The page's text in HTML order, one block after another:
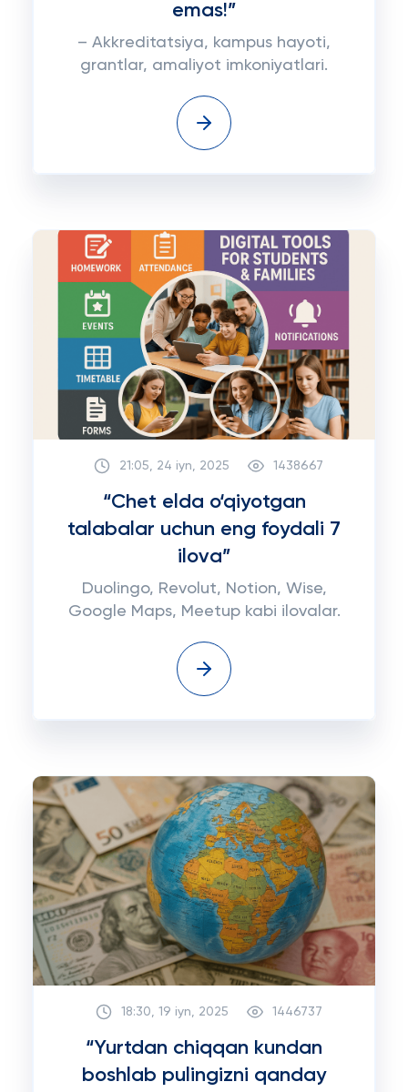
emas!”
– Akkreditatsiya, kampus hayoti,
grantlar, amaliyot imkoniyatlari.
21:05, 24 iyn, 2025 1438667
“Chet elda o‘qiyotgan
talabalar uchun eng foydali 7
ilova”
Duolingo, Revolut, Notion, Wise,
Google Maps, Meetup kabi ilovalar.
18:30, 19 iyn, 2025 1446737
“Yurtdan chiqqan kundan
boshlab pulingizni qanday